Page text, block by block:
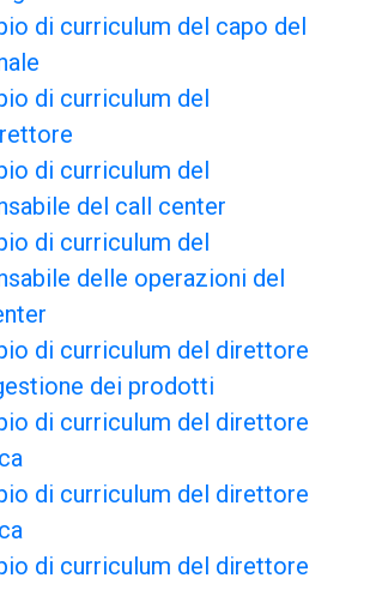
di curriculum del capo del
di curriculum del
di curriculum del
del call center
di curriculum del
delle operazioni del
di curriculum del direttore
dei prodotti
di curriculum del direttore
di curriculum del direttore
di curriculum del direttore